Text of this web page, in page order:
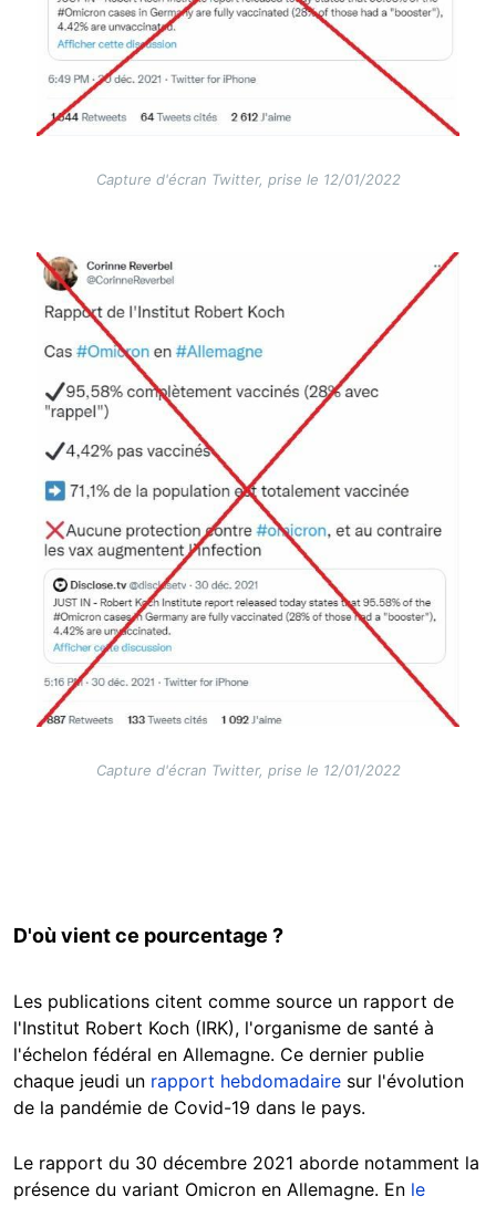
Capture d'écran Twitter, prise le 12/01/2022
Image
Capture d'écran Twitter, prise le 12/01/2022
D'où vient ce pourcentage ?
Les publications citent comme source un rapport de
l'Institut Robert Koch (IRK), l'organisme de santé à
l'échelon fédéral en Allemagne. Ce dernier publie
chaque jeudi un rapport hebdomadaire sur l'évolution
de la pandémie de Covid-19 dans le pays.
Le rapport du 30 décembre 2021 aborde notamment la
présence du variant Omicron en Allemagne. En le